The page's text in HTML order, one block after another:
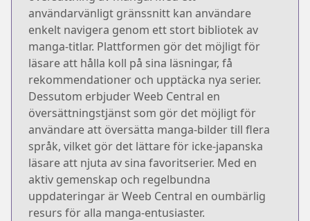
användarvänligt gränssnitt kan användare
enkelt navigera genom ett stort bibliotek av
manga-titlar. Plattformen gör det möjligt för
läsare att hålla koll på sina läsningar, få
rekommendationer och upptäcka nya serier.
Dessutom erbjuder Weeb Central en
översättningstjänst som gör det möjligt för
användare att översätta manga-bilder till flera
språk, vilket gör det lättare för icke-japanska
läsare att njuta av sina favoritserier. Med en
aktiv gemenskap och regelbundna
uppdateringar är Weeb Central en oumbärlig
resurs för alla manga-entusiaster.